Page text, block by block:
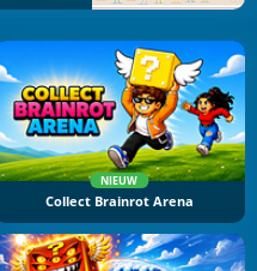
NIEUW
Collect Brainrot Arena